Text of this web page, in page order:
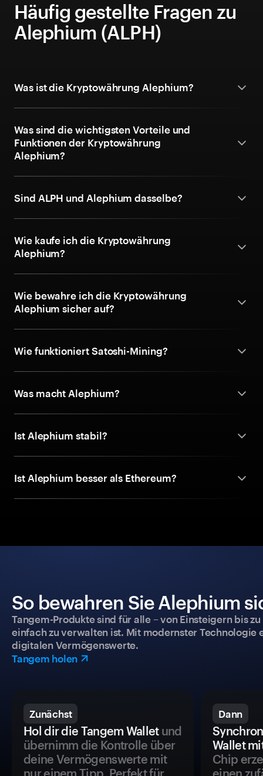
Häufig gestellte Fragen zu
Alephium (ALPH)
Was ist die Kryptowährung Alephium?
Was sind die wichtigsten Vorteile und
Funktionen der Kryptowährung
Alephium?
Sind ALPH und Alephium dasselbe?
Wie kaufe ich die Kryptowährung
Alephium?
Wie bewahre ich die Kryptowährung
Alephium sicher auf?
Wie funktioniert Satoshi-Mining?
Was macht Alephium?
Ist Alephium stabil?
Ist Alephium besser als Ethereum?
So bewahren Sie Alephium
Tangem-Produkte sind für alle – von Einsteigern bis
einfach zu verwalten ist. Mit modernster
digitalen Vermögenswerte.
Tangem holen
Zunächst
Hol dir die Tangem Walletund
übernimm die Kontrolle über
deine Vermögenswerte mit
nur einem Tipp. Perfekt für
Dann
Wallet
Chip
einen